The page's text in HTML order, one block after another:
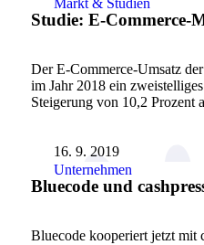
Markt & Studien
Studie: E-Commerce-
Der E-Commerce-Umsatz
im Jahr 2018 ein
Steigerung von 10,2
16. 9. 2019
Unternehmen
Bluecode und
Bluecode kooperiert jetzt mit